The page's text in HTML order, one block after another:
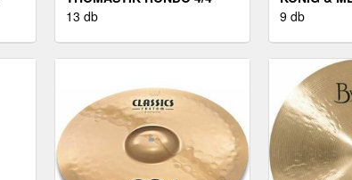
MEDIUM HEGEDŰ HÚR
13 db
FEKETE
9 db